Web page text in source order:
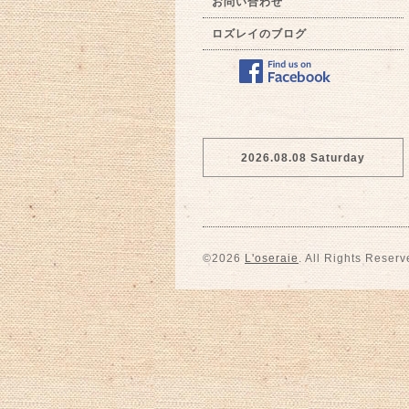
ロズレイのブログ
2026.08.08 Saturday
©2026 L'oseraie . All Rights